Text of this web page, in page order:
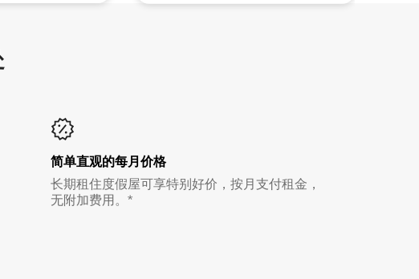
简单直观的每月价格
长期租住度假屋可享特别好价，按月支付租金，
无附加费用。*